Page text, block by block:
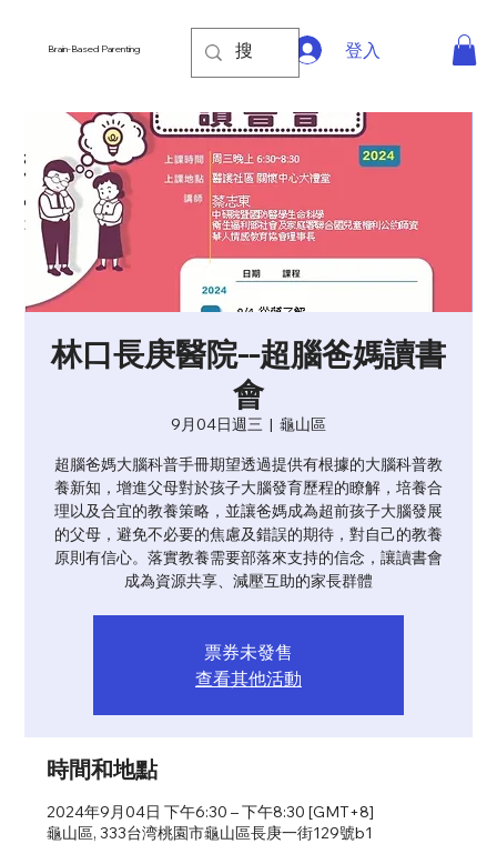
Brain-Based Parenting 登入
林口長庚醫院--超腦爸媽讀書
會
9月04日週三
  |
龜山區
超腦爸媽大腦科普手冊期望透過提供有根據的大腦科普教
養新知，增進父母對於孩子大腦發育歷程的瞭解，培養合
理以及合宜的教養策略，並讓爸媽成為超前孩子大腦發展
的父母，避免不必要的焦慮及錯誤的期待，對自己的教養
原則有信心。落實教養需要部落來支持的信念，讓讀書會
成為資源共享、減壓互助的家長群體
票券未發售
查看其他活動
時間和地點
2024年9月04日 下午6:30 – 下午8:30 [GMT+8]
龜山區, 333台湾桃園市龜山區長庚一街129號b1